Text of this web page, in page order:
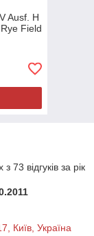
Ausf. H
Field
73 відгуків за рік
Київ, Україна